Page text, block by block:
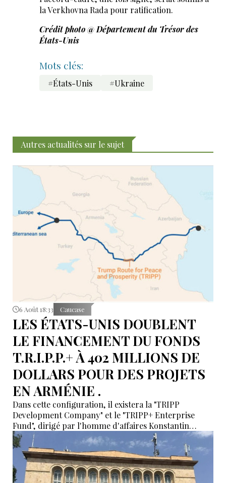
la Verkhovna Rada pour ratification.
Crédit photo @ Département du Trésor des
États-Unis
Mots clés:
#États-Unis #Ukraine
Autres actualités sur le sujet
6 Août 18:33 Caucase
LES ÉTATS-UNIS DOUBLENT
LE FINANCEMENT DU FONDS
T.R.I.P.P.+ À 402 MILLIONS DE
DOLLARS POUR DES PROJETS
EN ARMÉNIE .
Dans cette configuration, il existera la "TRIPP
Development Company" et le "TRIPP+ Enterprise
Fund", dirigé par l'homme d'affaires Konstantin
Sokolov